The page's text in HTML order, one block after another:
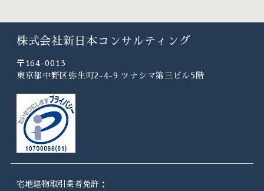
株式会社新日本コンサルティング
〒164-0013
東京都中野区弥生町2-4-9 ツナシマ第三ビル5階
宅地建物取引業者免許：